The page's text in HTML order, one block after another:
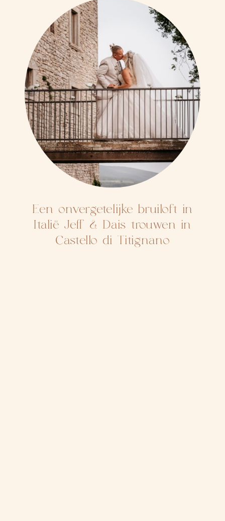
Een onvergetelijke bruiloft in
Italië Jeff & Dais trouwen in
Castello di Titignano